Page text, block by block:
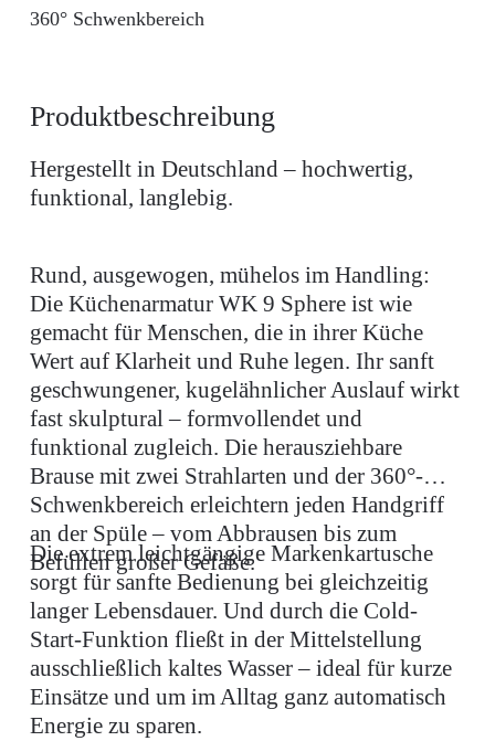
Produktbeschreibung
Hergestellt in Deutschland – hochwertig,
funktional, langlebig.
Rund, ausgewogen, mühelos im Handling:
Die Küchenarmatur WK 9 Sphere ist wie
gemacht für Menschen, die in ihrer Küche
Wert auf Klarheit und Ruhe legen. Ihr sanft
geschwungener, kugelähnlicher Auslauf wirkt
fast skulptural – formvollendet und
funktional zugleich. Die herausziehbare
Brause mit zwei Strahlarten und der 360°-
Schwenkbereich erleichtern jeden Handgriff
an der Spüle – vom Abbrausen bis zum
Befüllen großer Gefäße.
Die extrem leichtgängige Markenkartusche
sorgt für sanfte Bedienung bei gleichzeitig
langer Lebensdauer. Und durch die Cold-
Start-Funktion fließt in der Mittelstellung
ausschließlich kaltes Wasser – ideal für kurze
Einsätze und um im Alltag ganz automatisch
Energie zu sparen.
360° Schwenkbereich